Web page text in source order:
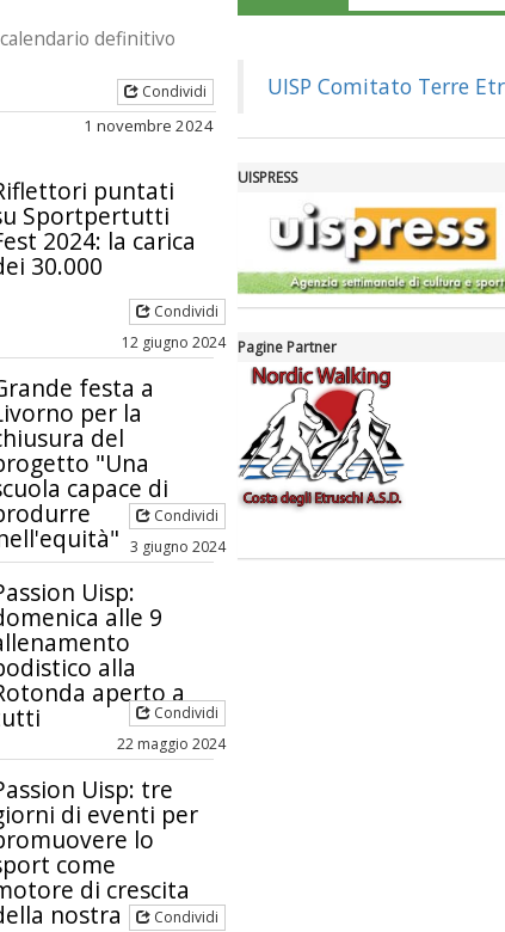
definitivo
Condividi
1 novembre 2024
puntati
Sportpertutti
2024: la carica
30.000
Condividi
12 giugno 2024
festa a
per la
del
"Una
capace di
Condividi
3 giugno 2024
Uisp:
alle 9
alla
aperto a
Condividi
22 maggio 2024
Uisp: tre
di eventi per
lo
come
di crescita
nostra
Condividi
Tiziano
Fondazione
a Roma
UISP Comitato Terre
UISPRESS
Pagine Partner